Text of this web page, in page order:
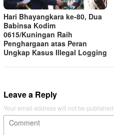
Hari Bhayangkara ke-80, Dua
Babinsa Kodim
0615/Kuningan Raih
Penghargaan atas Peran
Ungkap Kasus Illegal Logging
Leave a Reply
Your email address will not be published.